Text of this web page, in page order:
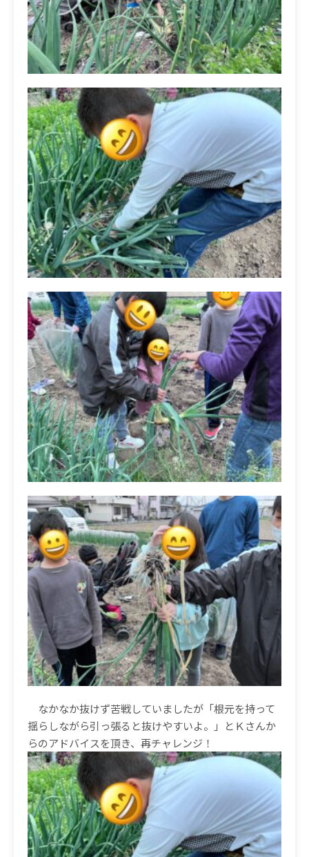
なかなか抜けず苦戦していましたが「根元を持って
揺らしながら引っ張ると抜けやすいよ。」とＫさんか
らのアドバイスを頂き、再チャレンジ！